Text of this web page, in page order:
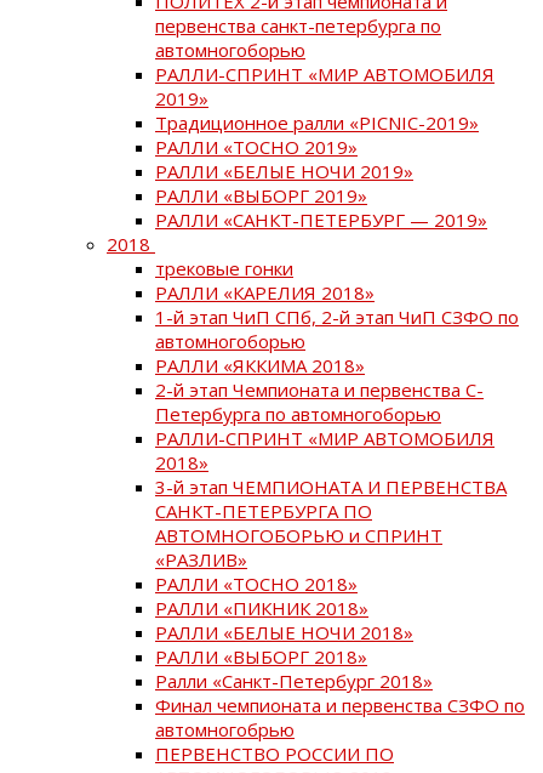
первенства санкт-петербурга по
автомногоборью
РАЛЛИ-СПРИНТ «МИР АВТОМОБИЛЯ
2019»
Традиционное ралли «PICNIC-2019»
РАЛЛИ «ТОСНО 2019»
РАЛЛИ «БЕЛЫЕ НОЧИ 2019»
РАЛЛИ «ВЫБОРГ 2019»
РАЛЛИ «САНКТ-ПЕТЕРБУРГ — 2019»
2018
трековые гонки
РАЛЛИ «КАРЕЛИЯ 2018»
1-й этап ЧиП СПб, 2-й этап ЧиП СЗФО по
автомногоборью
РАЛЛИ «ЯККИМА 2018»
2-й этап Чемпионата и первенства С-
Петербурга по автомногоборью
РАЛЛИ-СПРИНТ «МИР АВТОМОБИЛЯ
2018»
3-й этап ЧЕМПИОНАТА И ПЕРВЕНСТВА
САНКТ-ПЕТЕРБУРГА ПО
АВТОМНОГОБОРЬЮ и СПРИНТ
«РАЗЛИВ»
РАЛЛИ «ТОСНО 2018»
РАЛЛИ «ПИКНИК 2018»
РАЛЛИ «БЕЛЫЕ НОЧИ 2018»
РАЛЛИ «ВЫБОРГ 2018»
Ралли «Санкт-Петербург 2018»
Финал чемпионата и первенства СЗФО по
автомногобрью
ПЕРВЕНСТВО РОССИИ ПО